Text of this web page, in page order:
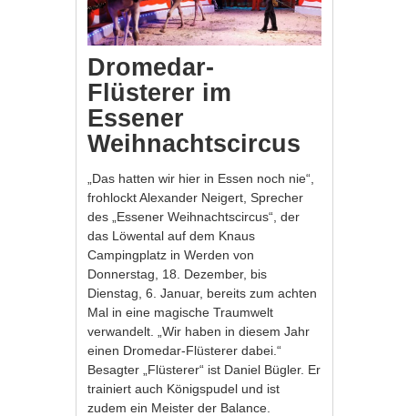
Dromedar-
Flüsterer im
Essener
Weihnachtscircus
„Das hatten wir hier in Essen noch nie“,
frohlockt Alexander Neigert, Sprecher
des „Essener Weihnachtscircus“, der
das Löwental auf dem Knaus
Campingplatz in Werden von
Donnerstag, 18. Dezember, bis
Dienstag, 6. Januar, bereits zum achten
Mal in eine magische Traumwelt
verwandelt. „Wir haben in diesem Jahr
einen Dromedar-Flüsterer dabei.“
Besagter „Flüsterer“ ist Daniel Bügler. Er
trainiert auch Königspudel und ist
zudem ein Meister der Balance.